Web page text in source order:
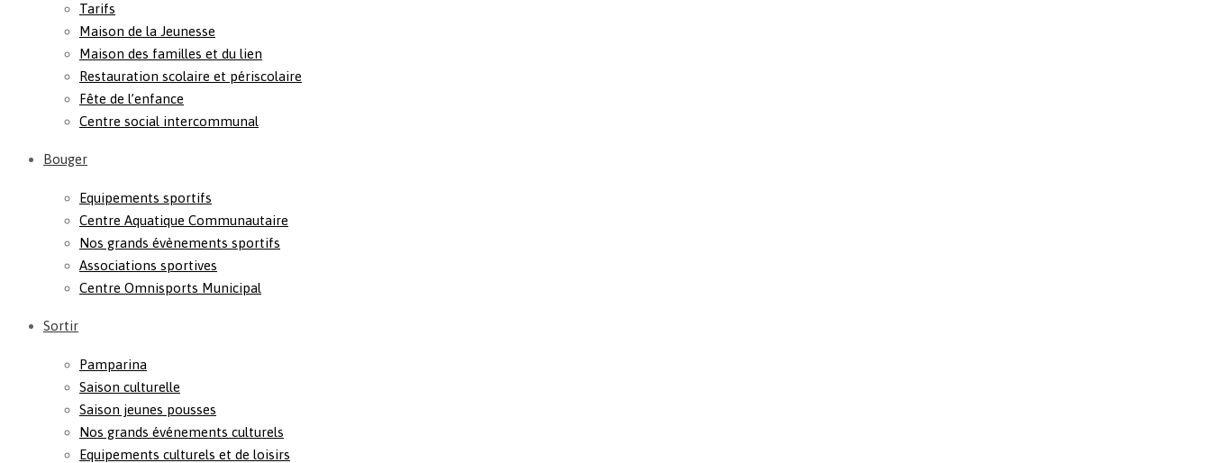
Tarifs
Maison de la Jeunesse
Maison des familles et du lien
Restauration scolaire et périscolaire
Fête de l’enfance
Centre social intercommunal
Bouger
Equipements sportifs
Centre Aquatique Communautaire
Nos grands évènements sportifs
Associations sportives
Centre Omnisports Municipal
Sortir
Pamparina
Saison culturelle
Saison jeunes pousses
Nos grands événements culturels
Equipements culturels et de loisirs